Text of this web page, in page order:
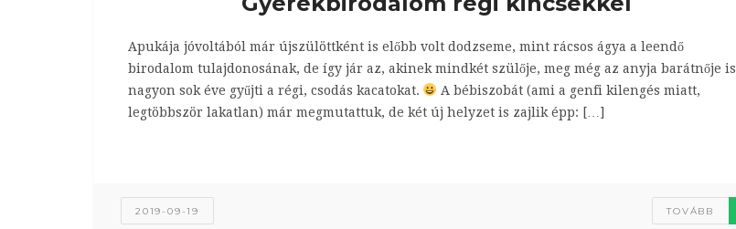
Apukája jóvoltából már újszülöttként is előbb volt dodzseme, mint rácsos ágya a leendő
birodalom tulajdonosának, de így jár az, akinek mindkét szülője, meg még az anyja barátnője is
nagyon sok éve gyűjti a régi, csodás kacatokat.
A bébiszobát (ami a genfi kilengés miatt,
legtöbbször lakatlan) már megmutattuk, de két új helyzet is zajlik épp: […]
2019-09-19 TOVÁBB